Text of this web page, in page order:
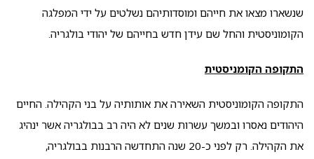
שנשארו מצאו את חייהם ומוסדותיהם נשלטים על ידי המפלגה
הקומוניסטית והחל שם עידן חדש בחייהם של יהודי בולגריה.
התקופה הקומניסטית
התקופה הקומוניסטית השאירה את אותותיה על בני הקהילה. החיים
היהודים נאסרו ובמשך עשרות שנים לא היה רב בבולגריה אשר ינהיג
את הקהילה. רק לפני כ-20 שנה התחדשה הרבנות בבולגריה,